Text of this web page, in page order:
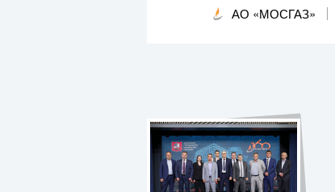
АО «МОСГАЗ»